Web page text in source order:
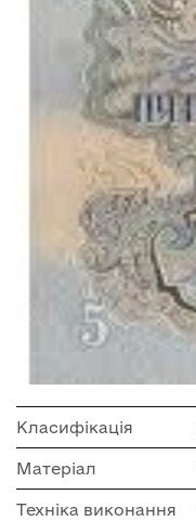
Класифікація
Матеріал
Техніка виконання